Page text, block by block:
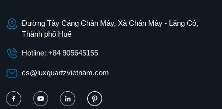
Đường Tây Cảng Chân Mây, Xã Chân Mây - Lăng Cô,
Thành phố Huế
Hotline: +84 905645155
cs@luxquartzvietnam.com